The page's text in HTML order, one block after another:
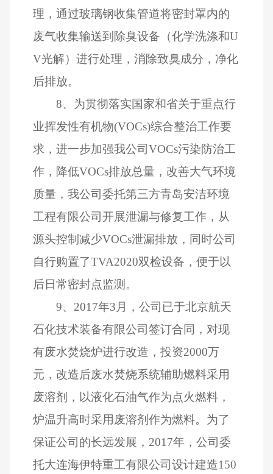
理，通过玻璃钢收集管道将密封罩内的
废气收集输送到除臭设备（化学洗涤和U
V光解）进行处理，消除致臭成分，净化
后排放。
8、为贯彻落实国家和省关于重点行
业挥发性有机物(VOCs)综合整治工作要
求，进一步加强我公司VOCs污染防治工
作，降低VOCs排放总量，改善大气环境
质量，我公司委托第三方青岛安洁环境
工程有限公司开展泄漏与修复工作，从
源头控制减少VOCs泄漏排放，同时公司
自行购置了TVA2020双检设备，便于以
后日常密封点监测。
9、 2017年3 月，公司已于北京航天
石化技术装备有限公司签订合同，对现
有废水焚烧炉进行改造，投资2000万
元，改造后废水焚烧系统辅助燃料采用
废溶剂，以液化石油气作为点火燃料，
炉温升高时采用废溶剂作为燃料。为了
保证公司的长远发展， 2017年，公司委
托大连海伊特重工有限公司设计建造150